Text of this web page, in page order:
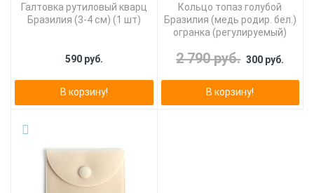
Галтовка рутиловый кварц
Бразилия (3-4 см) (1 шт)
590 руб.
В корзину!
Кольцо топаз голубой
Бразилия (медь родир. бел.)
огранка (регулируемый)
2 790 руб. 300 руб.
В корзину!